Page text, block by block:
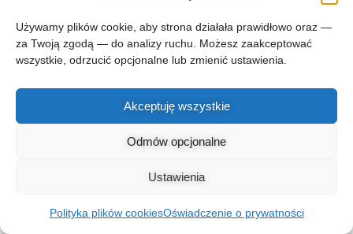
Używamy plików cookie, aby strona działała prawidłowo oraz —
za Twoją zgodą — do analizy ruchu. Możesz zaakceptować
wszystkie, odrzucić opcjonalne lub zmienić ustawienia.
Akceptuję wszystkie
Odmów opcjonalne
Ustawienia
Polityka plików cookiesOświadczenie o prywatności
Regulamin zglebnik.pl
Polityka prywatności